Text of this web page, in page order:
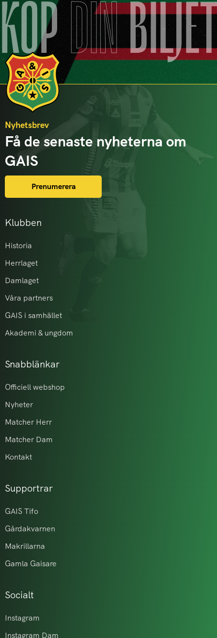
KÖPDIN
Klubben
Historia
Herrlaget
Damlaget
Våra partners
GAIS i samhället
Akademi & ungdom
Snabblänkar
Officiell webshop
Nyheter
Matcher Herr
Matcher Dam
Kontakt
Supportrar
GAIS Tifo
Gårdakvarnen
Makrillarna
Gamla Gaisare
Socialt
Instagram
Instagram Dam
Nyhetsbrev
Få de senaste nyheterna om
GAIS
Prenumerera